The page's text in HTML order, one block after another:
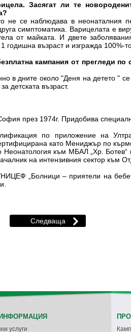
Засягат ли те
не се наблюдава в неонаталния
симптоматика. Варицелата е
от майката. И двете
възраст и изгражда 100%-
кампания от прегледи
в дните около "Деня на детето "
детската възраст.
през 1974г. Придобива
по приложение на
като Мениджър по
Неонатология към МБАЛ „Хр.
на интензивния сектор към
„Болници – приятели на
услуги